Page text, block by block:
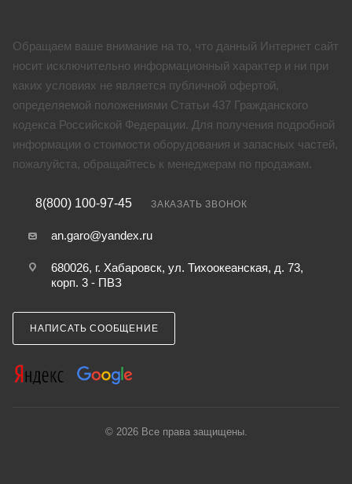
Обращаем ваше внимание на то, что данный Интернет сайт
носит исключительно информационный характер и ни при
каких условиях не является публичной офертой,
определяемой положениями Статьи 437 Гражданского
кодекса Российской Федерации. Для получения подробной
информации о стоимости оборудования и запасных частей,
пожалуйста, обращайтесь к менеджерам по продажам.
8(800) 100-97-45 ЗАКАЗАТЬ ЗВОНОК
an.garo@yandex.ru
680026, г. Хабаровск, ул. Тихоокеанская, д. 73,
корп. 3 - ПВЗ
НАПИСАТЬ СООБЩЕНИЕ
© 2026 Все права защищены.